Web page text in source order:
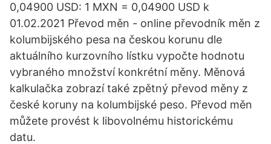
0,04900 USD: 1 MXN = 0,04900 USD k
01.02.2021 Převod měn - online převodník měn z
kolumbijského pesa na českou korunu dle
aktuálního kurzovního lístku vypočte hodnotu
vybraného množství konkrétní měny. Měnová
kalkulačka zobrazí také zpětný převod měny z
české koruny na kolumbijské peso. Převod měn
můžete provést k libovolnému historickému
datu.